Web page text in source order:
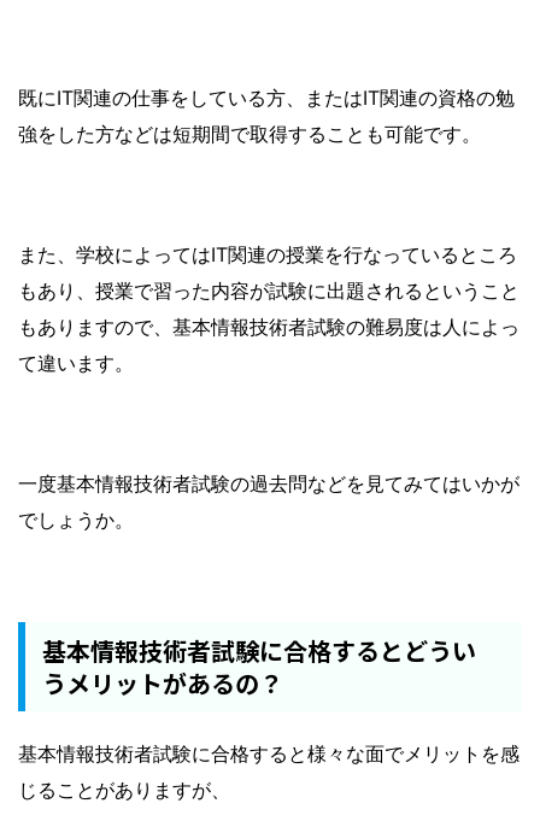
既にIT関連の仕事をしている方、またはIT関連の資格の勉
強をした方などは短期間で取得することも可能です。
また、学校によってはIT関連の授業を行なっているところ
もあり、授業で習った内容が試験に出題されるということ
もありますので、基本情報技術者試験の難易度は人によっ
て違います。
一度基本情報技術者試験の過去問などを見てみてはいかが
でしょうか。
基本情報技術者試験に合格するとどうい
うメリットがあるの？
基本情報技術者試験に合格すると様々な面でメリットを感
じることがありますが、